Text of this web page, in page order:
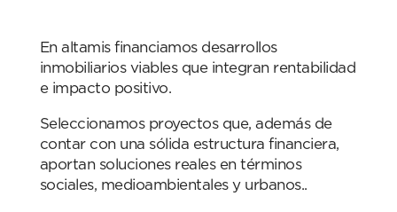
En altamis financiamos desarrollos
inmobiliarios viables que integran rentabilidad
e impacto positivo.
Seleccionamos proyectos que, además de
contar con una sólida estructura financiera,
aportan soluciones reales en términos
sociales, medioambientales y urbanos..